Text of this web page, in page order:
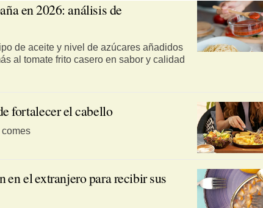
en 2026: análisis de
de aceite y nivel de azúcares añadidos
al tomate frito casero en sabor y calidad
fortalecer el cabello
en el extranjero para recibir sus